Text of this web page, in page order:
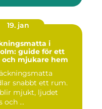
19. jan
i
guide för ett
och mjukare hem
snabbt ett rum.
mjukt, ljudet
och ...